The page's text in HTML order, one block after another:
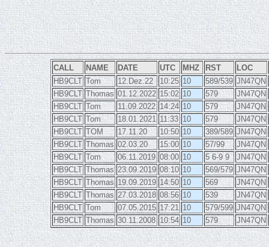
CALL NAME DATE UTC MHZ RST
LOC
HB9CLT Tom 12.Dez.22 10:25 10 589/539 JN47QN
HB9CLT Thomas 01.12.2022 15:02 10 579
JN47QN
HB9CLT Tom 11.09.2022 14:24 10 579
JN47QN
HB9CLT Tom 18.01.2021 11:33 10 579
JN47QN
HB9CLT TOM 17.11.20 10:50 10 389/589 JN47QN
HB9CLT Thomas 02.03.20 15:00 10 57/99
JN47QN
HB9CLT Tom 06.11.2019 08:00 10 5 6-9 9
JN47QN
HB9CLT Thomas 23.09.2019 08:10 10 569/579 JN47QN
HB9CLT Thomas 19.09.2019 14:50 10 569
JN47QN
HB9CLT Thomas 27.03.2018 08:56 10 539
JN47QN
HB9CLT Tom 07.05.2015 17:21 10 579/599 JN47QN
HB9CLT Thomas 30.11.2008 10:54 10 579 JN47QN